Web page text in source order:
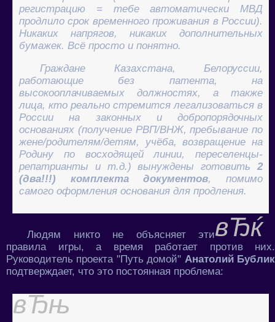
регистрацию = тебе автоматически МВД
продлило срок временного проживания в России).
Никаких напрягов, никаких дополнительных
бумажек. Всё просто и понятно.
Граждане Казахстана, Белоруссии,
работающие без патента, на
высокооплачиваемых должностях, а также
лица, кто реально стремится легализоваться в
России на законных и добропорядочных
основаниях (получение РВП/ВНЖ, пребывание по
жене/родителям/детям, учёба, возвращение на
Родину по восходящей линии, переселенцы-
репатрианты и т.д.) вынуждены готовить 2
(два!!!) комплекта документов, помимо
самого оформления основания для продления.
Людям никто не объясняет эти
правила игры, а время работает против них.
Руководитель проекта "Путь домой" Анатолий Бублик
подтверждает, что это постоянная проблема: